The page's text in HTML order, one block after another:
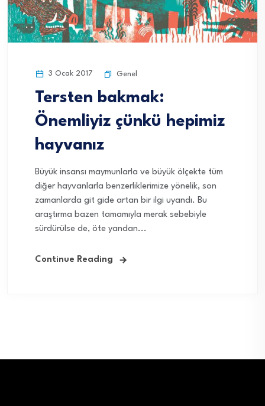
3 Ocak 2017 Genel
Tersten bakmak:
Önemliyiz çünkü hepimiz
hayvanız
Büyük insansı maymunlarla ve büyük ölçekte tüm
diğer hayvanlarla benzerliklerimize yönelik, son
zamanlarda git gide artan bir ilgi uyandı. Bu
araştırma bazen tamamıyla merak sebebiyle
sürdürülse de, öte yandan...
Continue Reading